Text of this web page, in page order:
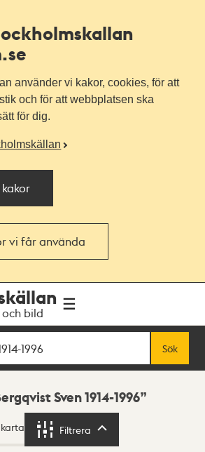
använder vi kakor, cookies, för att
och för att webbplatsen ska
för dig.
vi får använda
bild
Sök
Sven 1914-1996
Filtrera